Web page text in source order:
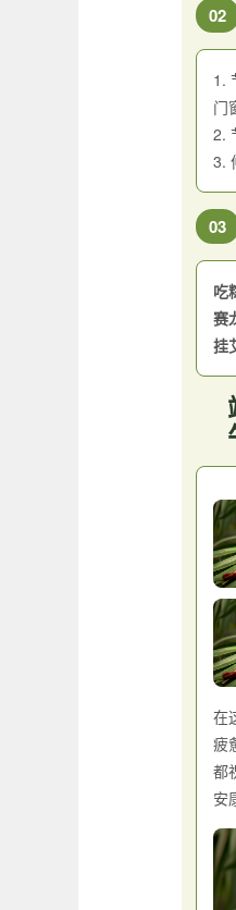
02
1.
门
2.
3.
03
吃
赛
挂
在
疲
都
安